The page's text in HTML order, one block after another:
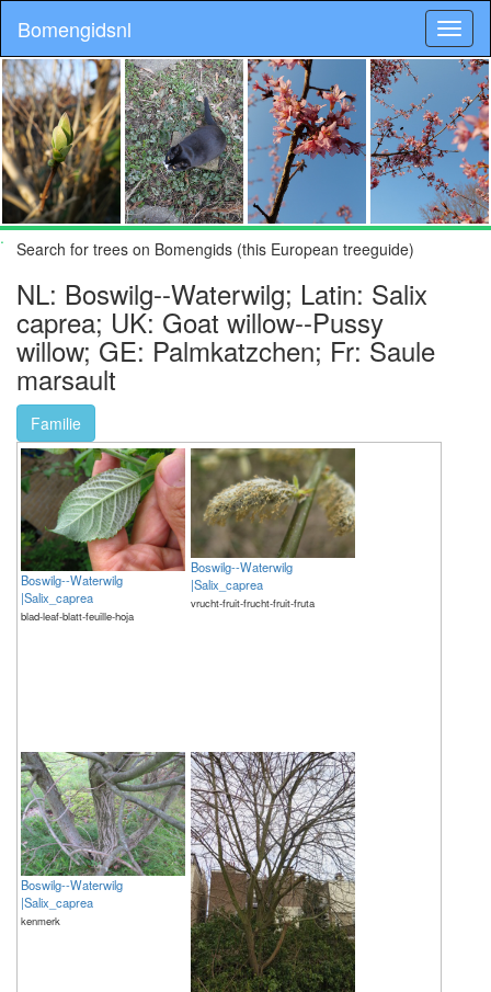
Bomengidsnl
.
Search for trees on Bomengids (this European treeguide)
NL: Boswilg--Waterwilg; Latin: Salix
caprea; UK: Goat willow--Pussy
willow; GE: Palmkatzchen; Fr: Saule
marsault
Familie
Boswilg--Waterwilg
|Salix_caprea
blad-leaf-blatt-feuille-hoja
Boswilg--Waterwilg
|Salix_caprea
vrucht-fruit-frucht-fruit-fruta
Boswilg--Waterwilg
|Salix_caprea
kenmerk